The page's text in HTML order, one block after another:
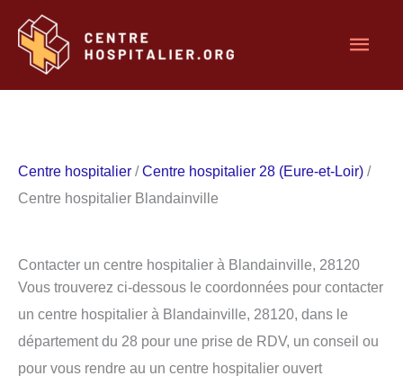
contenu
Centre hospitalier /Centre hospitalier 28 (Eure-et-Loir) /
Centre hospitalier Blandainville
Contacter un centre hospitalier à Blandainville, 28120
Vous trouverez ci-dessous le coordonnées pour contacter
un centre hospitalier à Blandainville, 28120, dans le
département du 28 pour une prise de RDV, un conseil ou
pour vous rendre au un centre hospitalier ouvert